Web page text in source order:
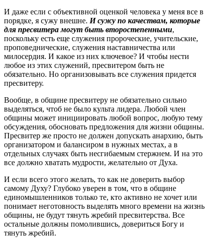
И даже если с объективной оценкой человека у меня все в
порядке, я сужу внешне. И сужу по качествам, которые
для пресвитера могут быть второстепенными,
поскольку есть еще служения пророческие, учительские,
проповеднические, служения наставничества или
милосердия. И какое из них ключевое? И чтобы нести
любое из этих служений, пресвитером быть не
обязательно. Но организовывать все служения придется
пресвитеру.
Вообще, в общине пресвитеру не обязательно сильно
выделяться, чтоб не было культа лидера. Любой член
общины может инициировать любой вопрос, любую тему
обсуждения, обосновать предложения для жизни общины.
Пресвитер же просто не должен допускать анархию, быть
организатором и балансиром в нужных местах, а в
отдельных случаях быть несгибаемым стержнем. И на это
все должно хватать мудрости, желательно от Духа.
И если всего этого желать, то как не доверить выбор
самому Духу? Глубоко уверен в том, что в общине
единомышленников только те, кто активно не хочет или
понимает неготовность выделять много времени на жизнь
общины, не будут тянуть жребий пресвитерства. Все
остальные должны помолившись, довериться Богу и
тянуть жребий.